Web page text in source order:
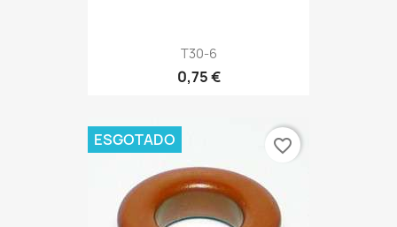
T30-6
0,75 €
ESGOTADO favorite_border